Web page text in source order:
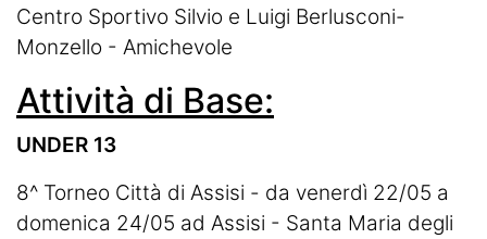
Centro Sportivo Silvio e Luigi Berlusconi-
Monzello - Amichevole
Attività di Base:
UNDER 13
8^ Torneo Città di Assisi - da venerdì 22/05 a
domenica 24/05 ad Assisi - Santa Maria degli